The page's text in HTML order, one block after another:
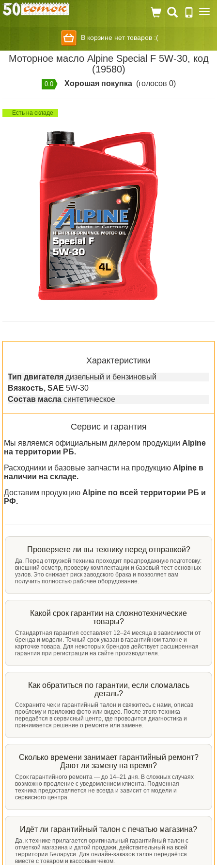
В корзине нет товаров :(
Моторное масло Alpine Special F 5W-30, код
(19580)
0.0 Хорошая покупка (голосов 0)
Есть на складе
Характеристики
Тип двигателя дизельный и бензиновый
Вязкость, SAE 5W-30
Состав масла синтетическое
Сервис и гарантия
Мы являемся официальным дилером продукции Alpine
на территории РБ.
Расходники и базовые запчасти на продукцию Alpine в
наличии на складе.
Доставим продукцию Alpine по всей территории РБ и
РФ.
Проверяете ли вы технику перед отправкой?
Да. Перед отгрузкой техника проходит предпродажную подготовку:
внешний осмотр, проверку комплектации и базовый тест основных
узлов. Это снижает риск заводского брака и позволяет вам
получить полностью рабочее оборудование.
Какой срок гарантии на сложнотехнические
товары?
Стандартная гарантия составляет 12–24 месяца в зависимости от
бренда и модели. Точный срок указан в гарантийном талоне и
карточке товара. Для некоторых брендов действует расширенная
гарантия при регистрации на сайте производителя.
Как обратиться по гарантии, если сломалась
деталь?
Сохраните чек и гарантийный талон и свяжитесь с нами, описав
проблему и приложив фото или видео. После этого техника
передаётся в сервисный центр, где проводится диагностика и
принимается решение о ремонте или замене.
Сколько времени занимает гарантийный ремонт?
Дают ли замену на время?
Срок гарантийного ремонта — до 14–21 дня. В сложных случаях
возможно продление с уведомлением клиента. Подменная
техника предоставляется не всегда и зависит от модели и
сервисного центра.
Идёт ли гарантийный талон с печатью магазина?
Да, к технике прилагается оригинальный гарантийный талон с
отметкой магазина и датой продажи, действительный на всей
территории Беларуси. Для онлайн-заказов талон передаётся
вместе с товаром и кассовым чеком.